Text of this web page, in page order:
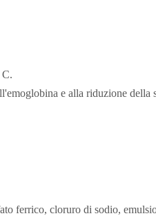
C.
e alla riduzione della
ferrico, cloruro di sodio,